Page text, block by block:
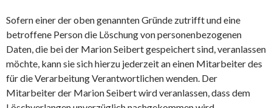
Sofern einer der oben genannten Gründe zutrifft und eine
betroffene Person die Löschung von personenbezogenen
Daten, die bei der Marion Seibert gespeichert sind, veranlassen
möchte, kann sie sich hierzu jederzeit an einen Mitarbeiter des
für die Verarbeitung Verantwortlichen wenden. Der
Mitarbeiter der Marion Seibert wird veranlassen, dass dem